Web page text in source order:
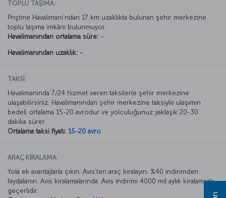
TOPLU TAŞIMA:
Priştine Havalimanı’ndan 17 km uzaklıkta bulunan şehir merkezine
toplu taşıma imkânı bulunmuyor.
Havalimanından ortalama süre: -
Havalimanından uzaklık: -
TAKSİ:
Havalimanında 7/24 hizmet veren taksilerle şehir merkezine
ulaşabilirsiniz. Havalimanından şehir merkezine taksiyle ulaşımın
bedeli ortalama 15-20 avrodur ve yolculuğunuz yaklaşık 20-30
dakika sürer.
Ortalama taksi fiyatı: 15-20 avro
ARAÇ KİRALAMA:
Yola ek avantajlarla çıkın. Avis’ten araç kiralayın, %40 indirimden
faydalanın. Avis kiralamalarında. Avis indirimi 4000 mil aylık kiralamada
geçerlidir.